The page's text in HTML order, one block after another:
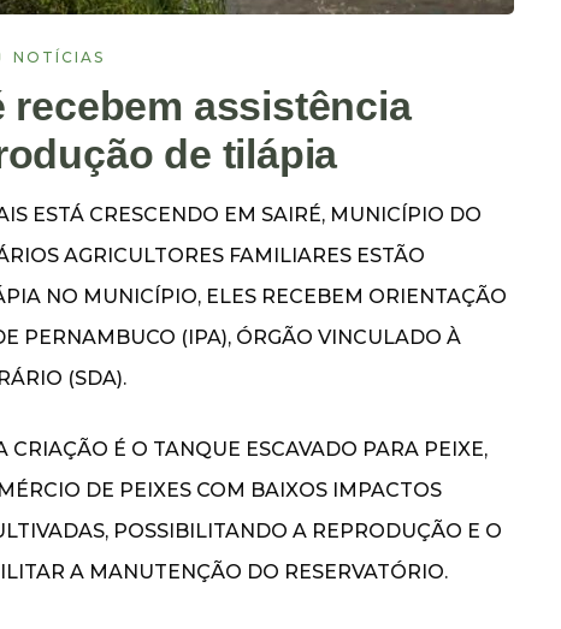
NOTÍCIAS
assistência
de tilápia
ESTÁ CRESCENDO EM SAIRÉ, MUNICÍPIO DO
AGRICULTORES FAMILIARES ESTÃO
NO MUNICÍPIO, ELES RECEBEM ORIENTAÇÃO
PERNAMBUCO (IPA), ÓRGÃO VINCULADO À
(SDA).
É O TANQUE ESCAVADO PARA PEIXE,
DE PEIXES COM BAIXOS IMPACTOS
POSSIBILITANDO A REPRODUÇÃO E O
A MANUTENÇÃO DO RESERVATÓRIO.